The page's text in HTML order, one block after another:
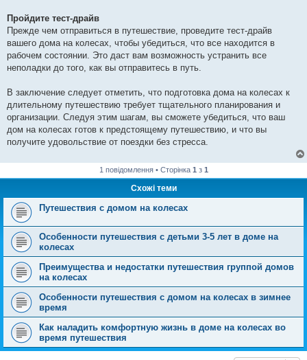
Пройдите тест-драйв
Прежде чем отправиться в путешествие, проведите тест-драйв
вашего дома на колесах, чтобы убедиться, что все находится в
рабочем состоянии. Это даст вам возможность устранить все
неполадки до того, как вы отправитесь в путь.
В заключение следует отметить, что подготовка дома на колесах к
длительному путешествию требует тщательного планирования и
организации. Следуя этим шагам, вы сможете убедиться, что ваш
дом на колесах готов к предстоящему путешествию, и что вы
получите удовольствие от поездки без стресса.
1 повідомлення • Сторінка 1 з 1
Схожі теми
Путешествия с домом на колесах
Особенности путешествия с детьми 3-5 лет в доме на
колесах
Преимущества и недостатки путешествия группой домов
на колесах
Особенности путешествия с домом на колесах в зимнее
время
Как наладить комфортную жизнь в доме на колесах во
время путешествия